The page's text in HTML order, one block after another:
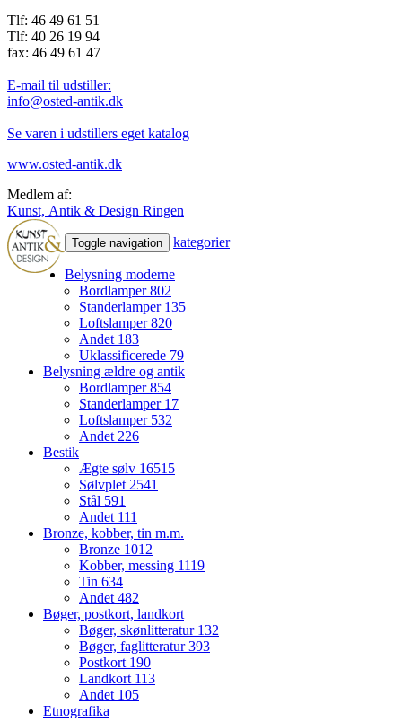
Tlf: 46 49 61 51
Tlf: 40 26 19 94
fax: 46 49 61 47
E-mail til udstiller:
info@osted-antik.dk
Se varen i udstillers eget katalog
www.osted-antik.dk
Medlem af:
Kunst, Antik & Design Ringen
Toggle navigation kategorier
Belysning moderne
Bordlamper802
Standerlamper 135
Loftslamper820
Andet 183
Uklassificerede 79
Belysning ældre og antik
Bordlamper854
Standerlamper 17
Loftslamper 532
Andet226
Bestik
Ægte sølv 16515
Sølvplet2541
Stål 591
Andet 111
Bronze, kobber, tin m.m.
Bronze 1012
Kobber, messing 1119
Tin 634
Andet482
Bøger, postkort, landkort
Bøger, skønlitteratur 132
Bøger, faglitteratur393
Postkort 190
Landkort 113
Andet 105
Etnografika